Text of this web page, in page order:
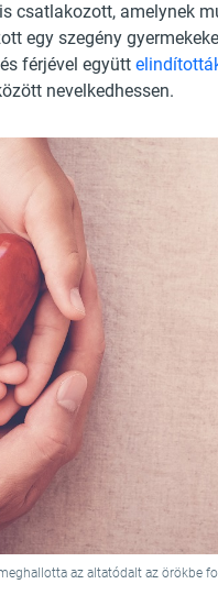
csatlakozott, amelynek
egy szegény
férjével együtt
nevelkedhessen.
az altatódalt az örökbe